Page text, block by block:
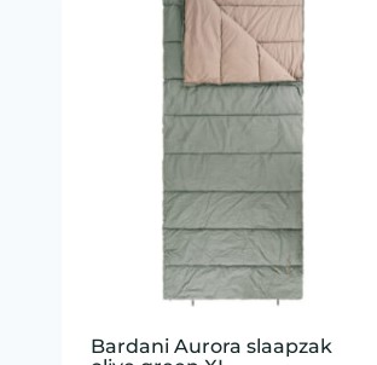
Bardani Aurora slaapzak